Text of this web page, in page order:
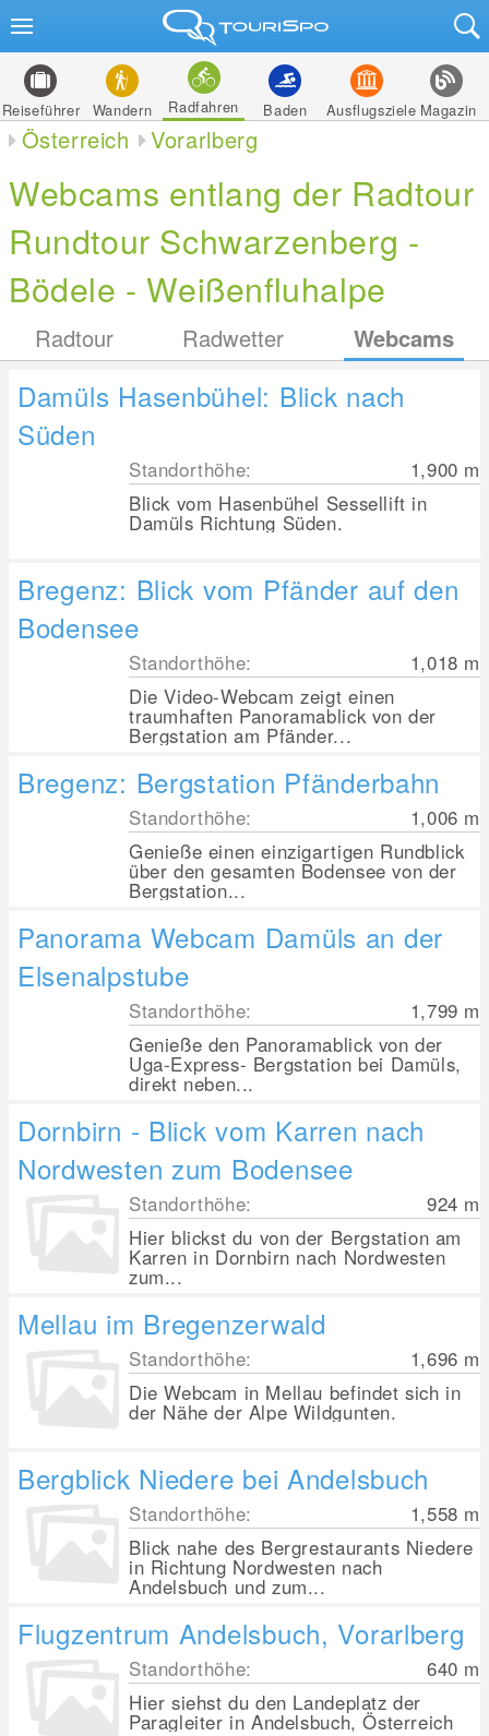
Reiseführer Wandern Radfahren Baden Ausflugsziele Magazin
Österreich Vorarlberg
Webcams entlang der Radtour
Rundtour Schwarzenberg -
Bödele - Weißenfluhalpe
Radtour Radwetter Webcams
Damüls Hasenbühel: Blick nach
Süden
Standorthöhe: 1,900 m
Blick vom Hasenbühel Sessellift in
Damüls Richtung Süden.
Bregenz: Blick vom Pfänder auf den
Bodensee
Standorthöhe: 1,018 m
Die Video-Webcam zeigt einen
traumhaften Panoramablick von der
Bergstation am Pfänder...
Bregenz: Bergstation Pfänderbahn
Standorthöhe: 1,006 m
Genieße einen einzigartigen Rundblick
über den gesamten Bodensee von der
Bergstation...
Panorama Webcam Damüls an der
Elsenalpstube
Standorthöhe: 1,799 m
Genieße den Panoramablick von der
Uga-Express- Bergstation bei Damüls,
direkt neben...
Dornbirn - Blick vom Karren nach
Nordwesten zum Bodensee
Standorthöhe: 924 m
Hier blickst du von der Bergstation am
Karren in Dornbirn nach Nordwesten
zum...
Mellau im Bregenzerwald
Standorthöhe: 1,696 m
Die Webcam in Mellau befindet sich in
der Nähe der Alpe Wildgunten.
Bergblick Niedere bei Andelsbuch
Standorthöhe: 1,558 m
Blick nahe des Bergrestaurants Niedere
in Richtung Nordwesten nach
Andelsbuch und zum...
Flugzentrum Andelsbuch, Vorarlberg
Standorthöhe: 640 m
Hier siehst du den Landeplatz der
Paragleiter in Andelsbuch, Österreich